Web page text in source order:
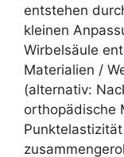
entstehen
kleinen
Wirbelsäule
Materialien /
(alternativ:
orthopädische